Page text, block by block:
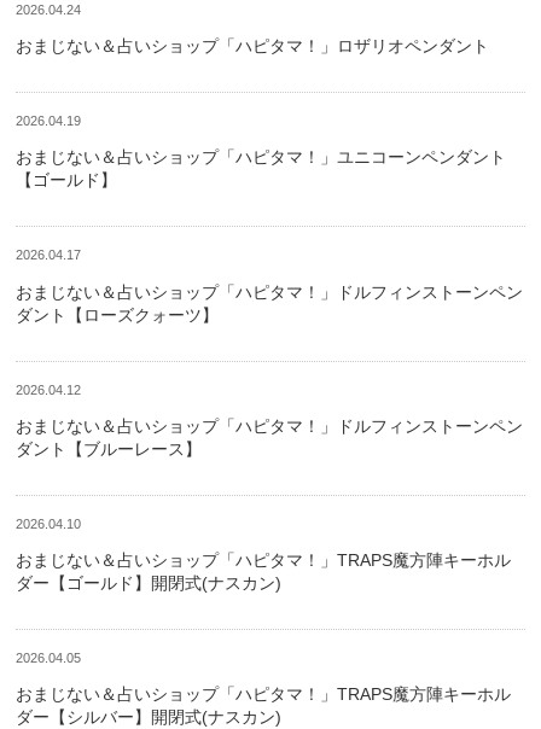
2026.04.24
おまじない＆占いショップ「ハピタマ！」ロザリオペンダント
2026.04.19
おまじない＆占いショップ「ハピタマ！」ユニコーンペンダント
【ゴールド】
2026.04.17
おまじない＆占いショップ「ハピタマ！」ドルフィンストーンペン
ダント【ローズクォーツ】
2026.04.12
おまじない＆占いショップ「ハピタマ！」ドルフィンストーンペン
ダント【ブルーレース】
2026.04.10
おまじない＆占いショップ「ハピタマ！」TRAPS魔方陣キーホル
ダー【ゴールド】開閉式(ナスカン)
2026.04.05
おまじない＆占いショップ「ハピタマ！」TRAPS魔方陣キーホル
ダー【シルバー】開閉式(ナスカン)